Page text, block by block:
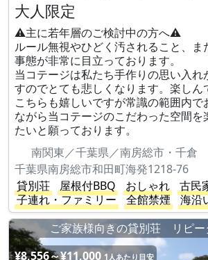
大人限定
⚠︎主に若年層のご検討中の方へ⚠︎
ルール無視やひどく汚されること、ま
事態が非常に目立っております。
当コテージは私たち手作りの思い入れ
すのでとても悲しくなります。楽しん
こちらも嬉しいですが常識の範囲内で
ながら当コテージのこだわった空間を
たいと願っております。
南関東／千葉県／南房総市・千倉
千葉県南房総市和田町海発1218-76
貸別荘
屋根付BBQ おしゃれ 古民
子連れ・ファミリー
全館禁煙
海沿
ご家族様向きの貸別荘 リピー
¥8,556～¥11,000 1人あたり目安